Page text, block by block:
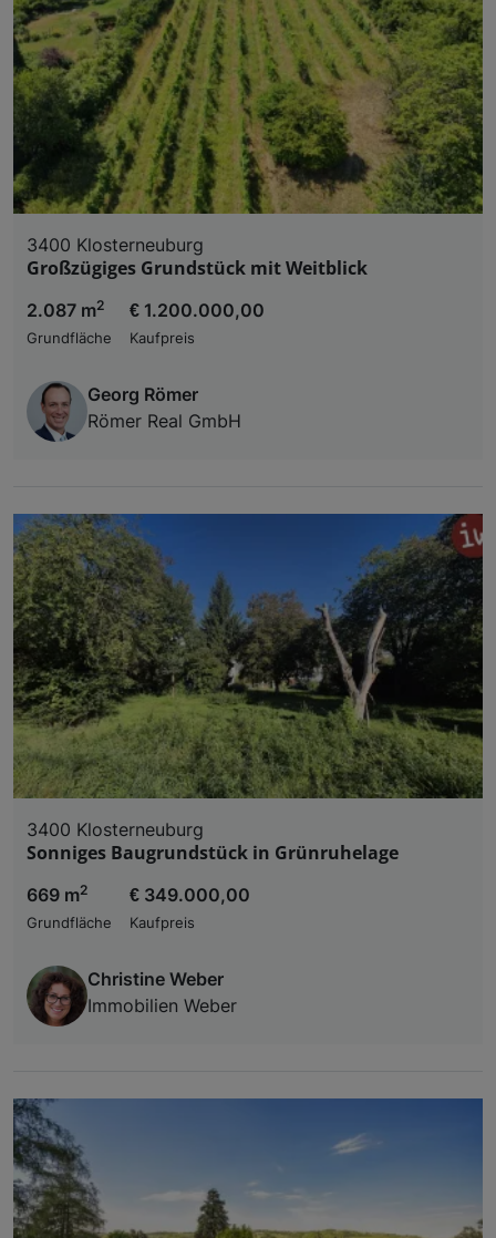
3400 Klosterneuburg
Großzügiges Grundstück mit Weitblick
2.087 m2
Grundfläche
€ 1.200.000,00
Kaufpreis
Georg Römer
Römer Real GmbH
3400 Klosterneuburg
Sonniges Baugrundstück in Grünruhelage
669 m2
Grundfläche
€ 349.000,00
Kaufpreis
Christine Weber
Immobilien Weber